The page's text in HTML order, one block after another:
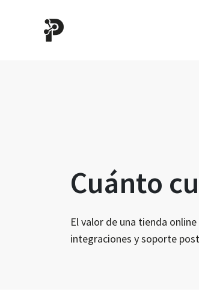
Cuánto
El valor de una tienda
integraciones y soporte